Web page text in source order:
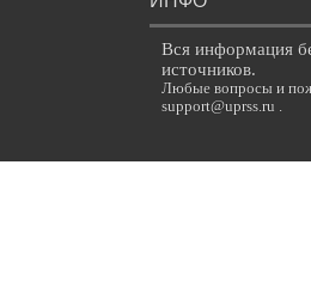
Вся информация
источников.
Любые вопросы и
support@uprss.ru .